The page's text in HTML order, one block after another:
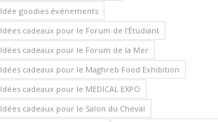
Idée goodies événements
Idées cadeaux pour le Forum de l'Étudiant
Idées cadeaux pour le Forum de la Mer
Idées cadeaux pour le Maghreb Food Exhibition
Idées cadeaux pour le MEDICAL EXPO
Idées cadeaux pour le Salon du Cheval